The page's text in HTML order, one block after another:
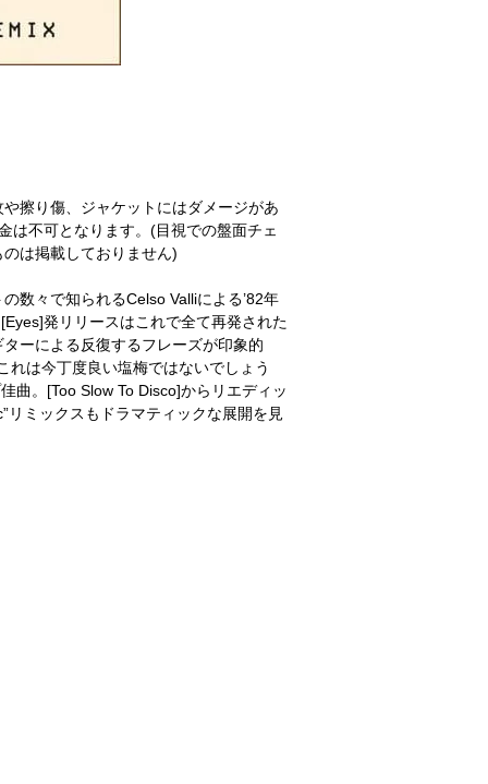
擦り傷、ジャケットにはダメージがあ
は不可となります。(目視での盤面チェ
は掲載しておりません)
数々で知られるCelso Valliによる’82年
発リリースはこれで全て再発された
ーによる反復するフレーズが印象的
れは今丁度良い塩梅ではないでしょう
曲。[Too Slow To Disco]からリエディッ
リミックスもドラマティックな展開を見